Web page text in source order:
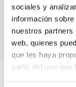
sociales y
información
nuestros
web, quienes
que les haya
partir del uso que